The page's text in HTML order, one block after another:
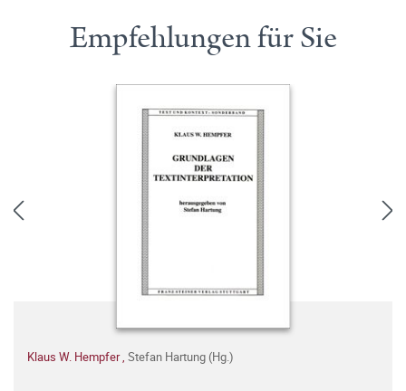
Empfehlungen für Sie
Klaus W. Hempfer, Stefan Hartung (Hg.)